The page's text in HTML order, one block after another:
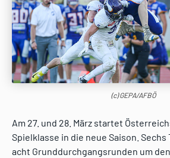
(c) GEPA/AFBÖ
Am 27. und 28. März startet
Spielklasse in die neue Saison. Sechs
acht Grunddurchgangsrunden um